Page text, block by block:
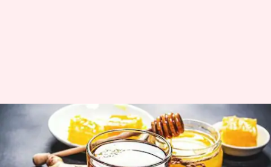
5 Minuman Rumahan Yang Bisa
Membantu Menurunkan Berat
Badan